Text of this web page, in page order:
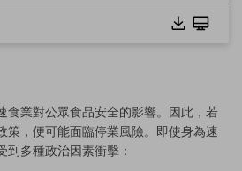
免費試用EdrawMax 線上版。
食業對公眾食品安全的影響。因此，若
策，便可能面臨停業風險。即使身為速
多種政治因素衝擊：